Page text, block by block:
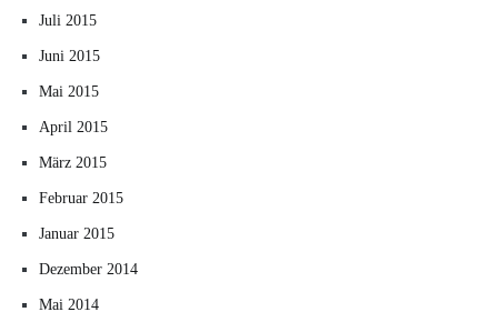
Juli 2015
Juni 2015
Mai 2015
April 2015
März 2015
Februar 2015
Januar 2015
Dezember 2014
Mai 2014